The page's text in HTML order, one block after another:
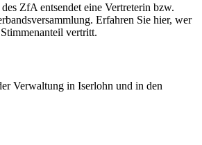
ZfA entsendet eine Vertreterin bzw.
Erfahren Sie hier, wer
vertritt.
Verwaltung in Iserlohn und in den